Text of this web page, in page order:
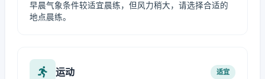
早晨气象条件较适宜晨练，但风力稍大，请选择合适的
地点晨练。
运动 适宜